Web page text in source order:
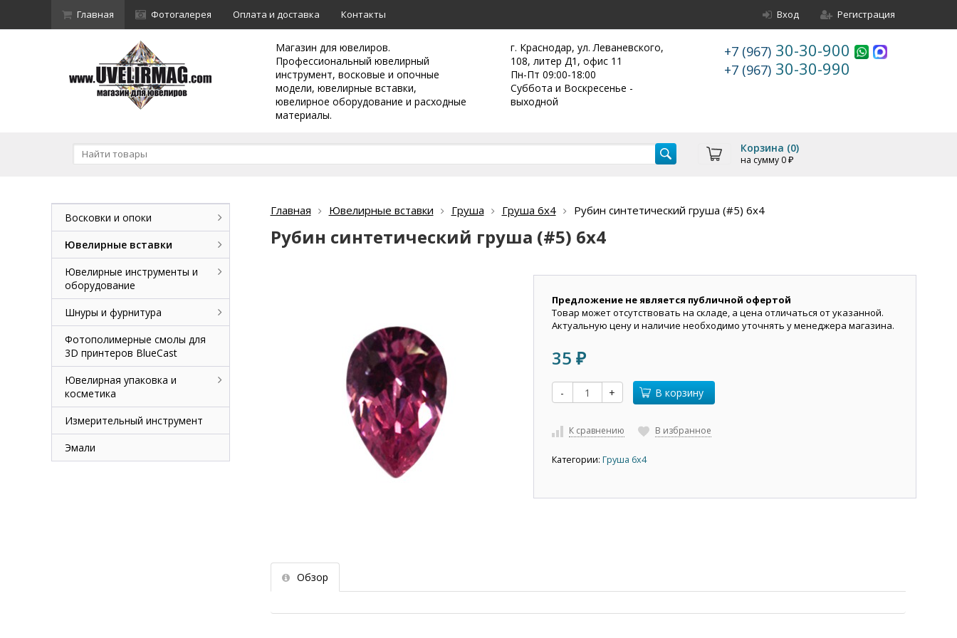
Главная Фотогалерея Оплата и доставка Контакты Вход Регистрация
Магазин для ювелиров.
Профессиональный ювелирный
инструмент, восковые и опочные
модели, ювелирные вставки,
ювелирное оборудование и расходные
материалы.
г. Краснодар, ул. Леваневского,
108, литер Д1, офис 11
Пн-Пт 09:00-18:00
Суббота и Воскресенье -
выходной
+7 (967) 30-30-900
+7 (967) 30-30-990
Корзина (0)
на сумму 0 ₽
Главная Ювелирные вставки Груша Груша 6х4 Рубин синтетический груша (#5) 6х4
Рубин синтетический груша (#5) 6х4
Предложение не является публичной офертой
Товар может отсутствовать на складе, а цена отличаться от указанной.
Актуальную цену и наличие необходимо уточнять у менеджера магазина.
35 ₽
- + В корзину
К сравнению В избранное
Категории: Груша 6х4
Обзор
Восковки и опоки
Ювелирные вставки
Ювелирные инструменты и
оборудование
Шнуры и фурнитура
Фотополимерные смолы для
3D принтеров BlueCast
Ювелирная упаковка и
косметика
Измерительный инструмент
Эмали